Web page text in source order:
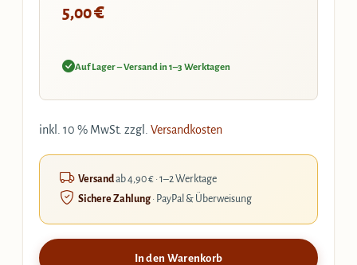
5,00€
Auf Lager – Versand in 1–3 Werktagen
inkl. 10 % MwSt. zzgl. Versandkosten
Versandab 4,90 € · 1–2 Werktage
Sichere Zahlung· PayPal & Überweisung
In den Warenkorb